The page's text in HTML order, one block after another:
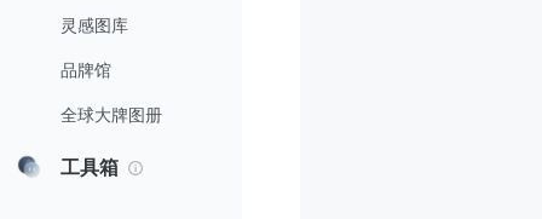
灵感图库
品牌馆
全球大牌图册
工具箱